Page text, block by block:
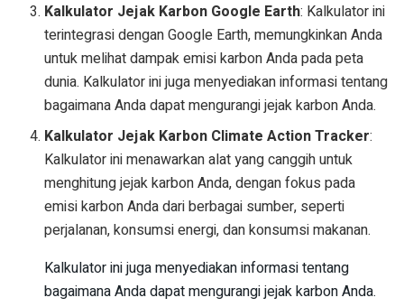
Kalkulator Jejak Karbon Google Earth: Kalkulator ini
terintegrasi dengan Google Earth, memungkinkan Anda
untuk melihat dampak emisi karbon Anda pada peta
dunia. Kalkulator ini juga menyediakan informasi tentang
bagaimana Anda dapat mengurangi jejak karbon Anda.
Kalkulator Jejak Karbon Climate Action Tracker:
Kalkulator ini menawarkan alat yang canggih untuk
menghitung jejak karbon Anda, dengan fokus pada
emisi karbon Anda dari berbagai sumber, seperti
perjalanan, konsumsi energi, dan konsumsi makanan.
Kalkulator ini juga menyediakan informasi tentang
bagaimana Anda dapat mengurangi jejak karbon Anda.